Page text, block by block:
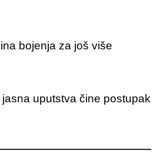
bojenja za još više
uputstva čine postupak